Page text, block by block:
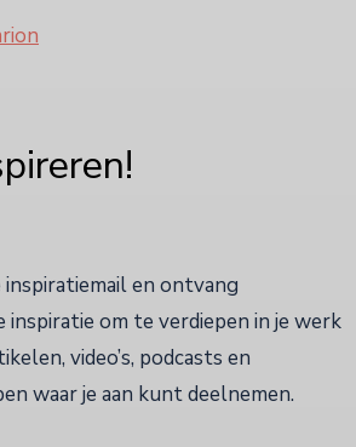
inspiratiemail en ontvang
inspiratie om te verdiepen in je werk
video’s, podcasts en
waar je aan kunt deelnemen.